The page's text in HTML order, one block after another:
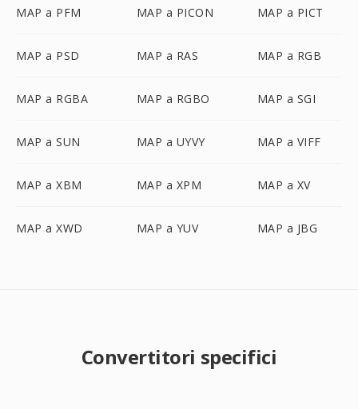
MAP a PFM MAP a PICON MAP a PICT
MAP a PSD MAP a RAS MAP a RGB
MAP a RGBA MAP a RGBO MAP a SGI
MAP a SUN MAP a UYVY MAP a VIFF
MAP a XBM MAP a XPM MAP a XV
MAP a XWD MAP a YUV MAP a JBG
Convertitori specifici